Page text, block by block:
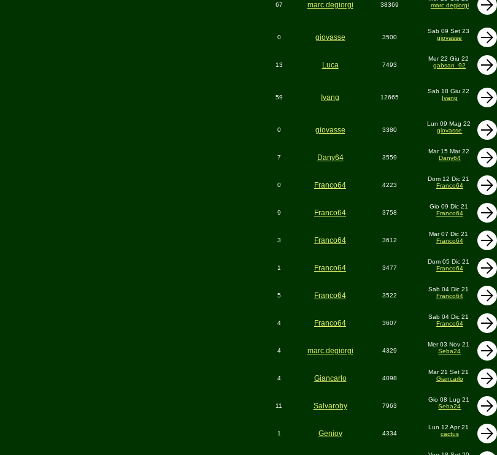
67 marc.degiorgi 38369
marc.degiorgi
0 giovasse 3500
Sab 09 Set 23
giovasse
13 Luca 7493
Mer 22 Giu 22
gabsan_92
59 Ivang 12665
Sab 18 Giu 22
Ivang
0 giovasse 3380
Lun 09 Mag 22
giovasse
7 Dany64 3559
Mar 15 Mar 22
Dany64
0 Franco64 4223
Dom 12 Dic 21
Franco64
9 Franco64 3758
Gio 09 Dic 21
Franco64
3 Franco64 3612
Mar 07 Dic 21
Franco64
1 Franco64 3477
Dom 05 Dic 21
Franco64
5 Franco64 3522
Sab 04 Dic 21
Franco64
4 Franco64 3607
Sab 04 Dic 21
Franco64
4 marc.degiorgi 4329
Mer 03 Nov 21
Seba24
4 Giancarlo 4098
Mar 21 Set 21
Giancarlo
11 Salvaroby 7963
Gio 08 Lug 21
Seba24
1 Geniov 4334
Lun 12 Apr 21
cactus